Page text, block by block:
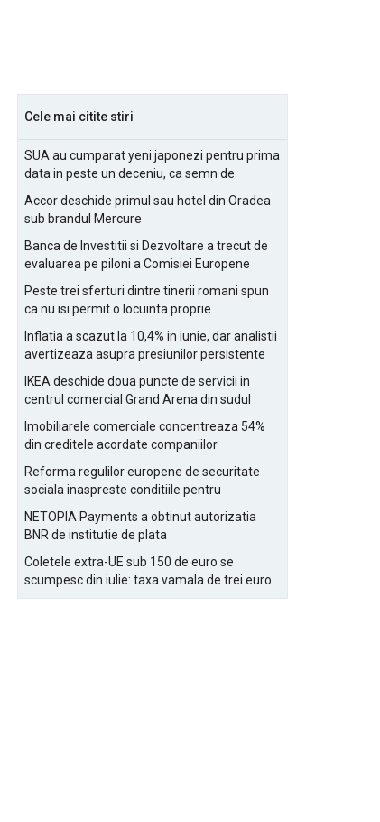
Cele mai citite stiri
SUA au cumparat yeni japonezi pentru prima
data in peste un deceniu, ca semn de
Accor deschide primul sau hotel din Oradea
sub brandul Mercure
Banca de Investitii si Dezvoltare a trecut de
evaluarea pe piloni a Comisiei Europene
Peste trei sferturi dintre tinerii romani spun
ca nu isi permit o locuinta proprie
Inflatia a scazut la 10,4% in iunie, dar analistii
avertizeaza asupra presiunilor persistente
IKEA deschide doua puncte de servicii in
centrul comercial Grand Arena din sudul
Imobiliarele comerciale concentreaza 54%
din creditele acordate companiilor
Reforma regulilor europene de securitate
sociala inaspreste conditiile pentru
NETOPIA Payments a obtinut autorizatia
BNR de institutie de plata
Coletele extra-UE sub 150 de euro se
scumpesc din iulie: taxa vamala de trei euro
pe articol, adaugata la taxa logistica